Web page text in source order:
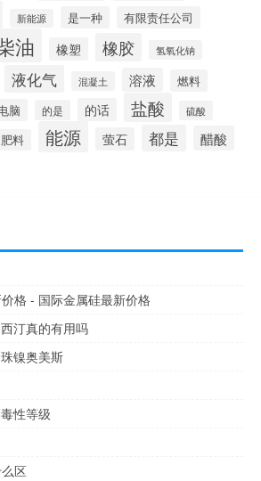
新能源 是一种 有限责任公司
油 橡塑 橡胶 氢氧化钠
液化气 混凝土 溶液 燃料
脑 的是 的话 盐酸 硫酸
肥料 能源 萤石 都是 醋酸
格 - 国际金属硅最新价格
汀真的有用吗
镍奥美斯
性等级
区